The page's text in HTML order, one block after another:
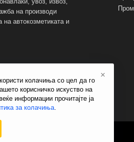
на производи
автокозметиката и
колачиња со цел да го
корисничко искуство на
информации прочитајте ја
за колачиња.
×